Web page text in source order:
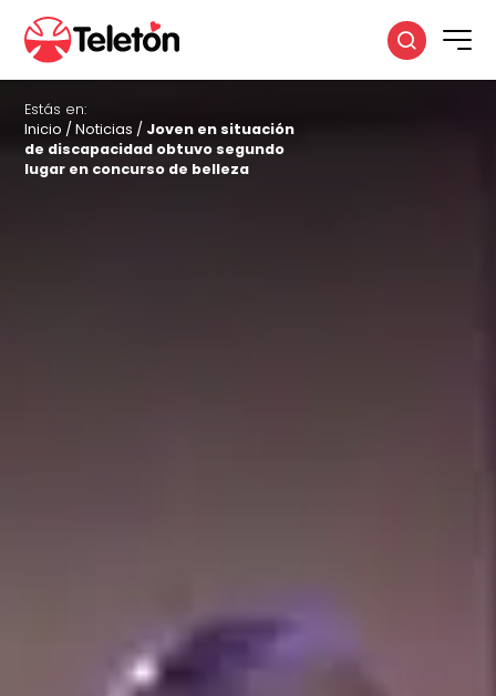
Estás en:
Inicio /Noticias / Joven en situación
de discapacidad obtuvo segundo
lugar en concurso de belleza